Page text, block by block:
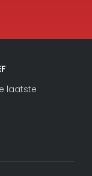
laatste
k